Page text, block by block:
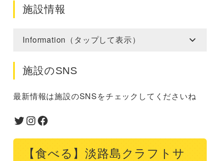
施設情報
Information（タップして表示）
施設のSNS
最新情報は施設のSNSをチェックしてくださいね
Twitter
Instagram
Facebook
【食べる】淡路島クラフトサ